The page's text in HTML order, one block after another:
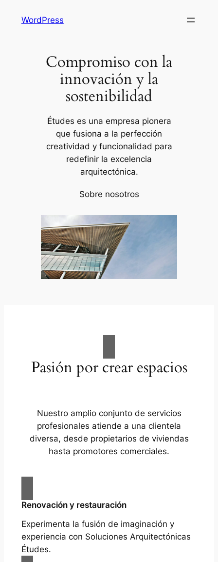
WordPress
Compromiso con la
innovación y la
sostenibilidad
Études es una empresa pionera
que fusiona a la perfección
creatividad y funcionalidad para
redefinir la excelencia
arquitectónica.
Sobre nosotros
Pasión por crear espacios
Nuestro amplio conjunto de servicios
profesionales atiende a una clientela
diversa, desde propietarios de viviendas
hasta promotores comerciales.
Renovación y restauración
Experimenta la fusión de imaginación y
experiencia con Soluciones Arquitectónicas
Études.